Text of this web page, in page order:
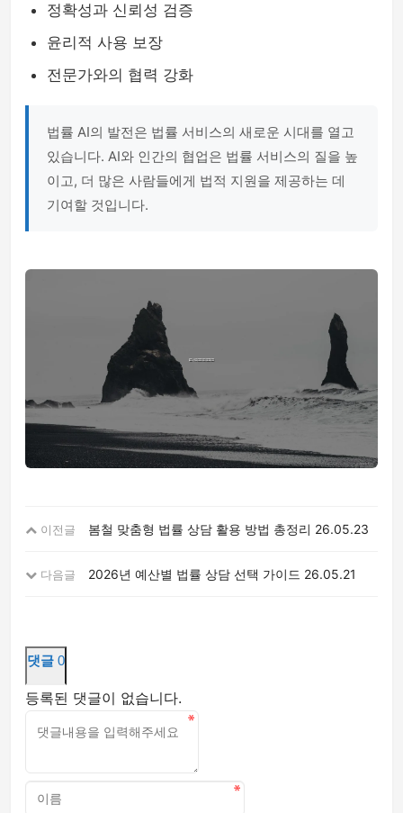
정확성과 신뢰성 검증
윤리적 사용 보장
전문가와의 협력 강화
법률 AI의 발전은 법률 서비스의 새로운 시대를 열고
있습니다. AI와 인간의 협업은 법률 서비스의 질을 높
이고, 더 많은 사람들에게 법적 지원을 제공하는 데
기여할 것입니다.
이전글 봄철 맞춤형 법률 상담 활용 방법 총정리 26.05.23
다음글 2026년 예산별 법률 상담 선택 가이드 26.05.21
댓글 0
등록된 댓글이 없습니다.